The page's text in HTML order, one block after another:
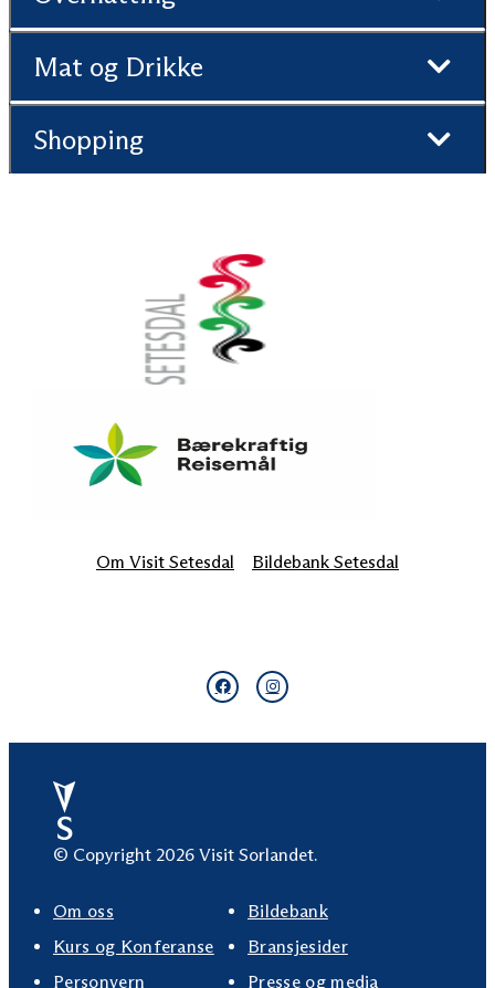
Mat og Drikke
Shopping
Om Visit Setesdal Bildebank Setesdal
© Copyright 2026 Visit Sorlandet.
Om oss
Bildebank
Kurs og Konferanse
Bransjesider
Personvern
Presse og media